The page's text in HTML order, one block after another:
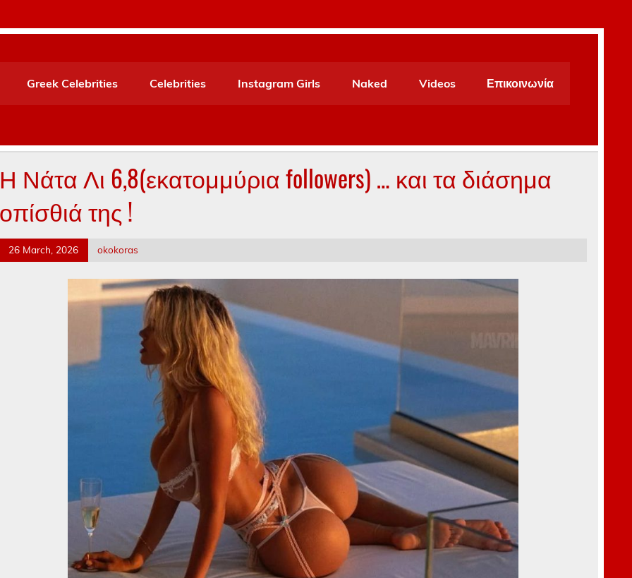
Greek Celebrities Celebrities Instagram Girls Naked Videos Επικοινωνία
Η Νάτα Λι 6,8(εκατομμύρια followers) … και τα διάσημα
οπίσθιά της !
26 March, 2026 okokoras